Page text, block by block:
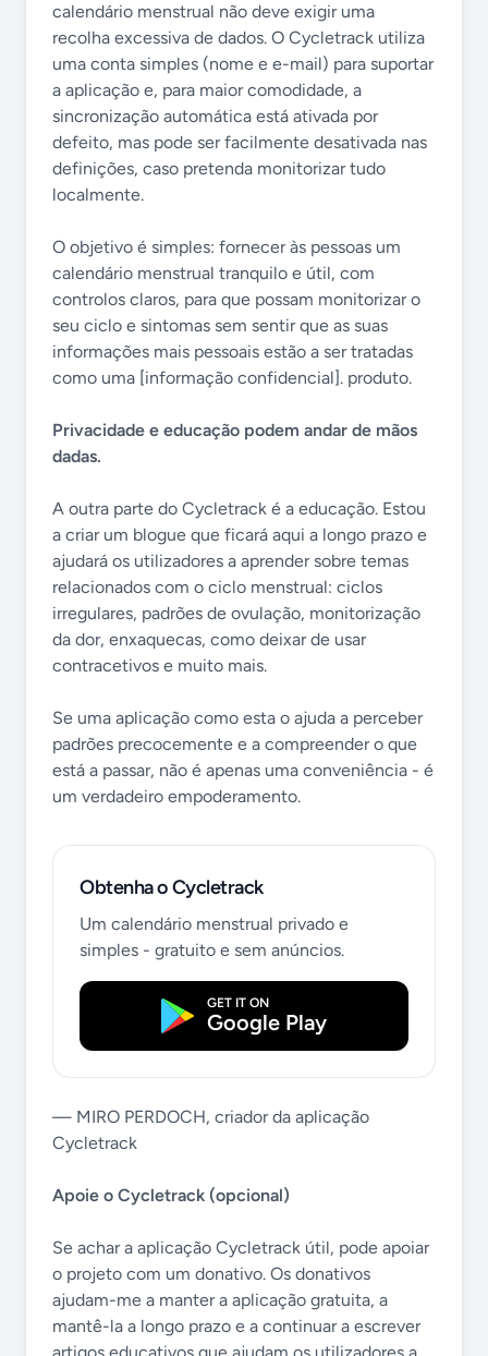
calendário menstrual não deve exigir uma
recolha excessiva de dados. O Cycletrack utiliza
uma conta simples (nome e e-mail) para suportar
a aplicação e, para maior comodidade, a
sincronização automática está ativada por
defeito, mas pode ser facilmente desativada nas
definições, caso pretenda monitorizar tudo
localmente.
O objetivo é simples: fornecer às pessoas um
calendário menstrual tranquilo e útil, com
controlos claros, para que possam monitorizar o
seu ciclo e sintomas sem sentir que as suas
informações mais pessoais estão a ser tratadas
como uma [informação confidencial]. produto.
Privacidade e educação podem andar de mãos
dadas.
A outra parte do Cycletrack é a educação. Estou
a criar um blogue que ficará aqui a longo prazo e
ajudará os utilizadores a aprender sobre temas
relacionados com o ciclo menstrual: ciclos
irregulares, padrões de ovulação, monitorização
da dor, enxaquecas, como deixar de usar
contracetivos e muito mais.
Se uma aplicação como esta o ajuda a perceber
padrões precocemente e a compreender o que
está a passar, não é apenas uma conveniência - é
um verdadeiro empoderamento.
Obtenha o Cycletrack
Um calendário menstrual privado e
simples - gratuito e sem anúncios.
GET IT ON
Google Play
— MIRO PERDOCH, criador da aplicação
Cycletrack
Apoie o Cycletrack (opcional)
Se achar a aplicação Cycletrack útil, pode apoiar
o projeto com um donativo. Os donativos
ajudam-me a manter a aplicação gratuita, a
mantê-la a longo prazo e a continuar a escrever